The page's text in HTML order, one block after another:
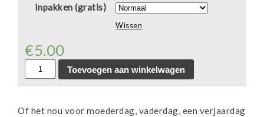
Inpakken (gratis)
Wissen
€5.00
Cadeaubon
bedrag
Toevoegen aan winkelwagen
Of het nou voor moederdag, vaderdag, een verjaardag